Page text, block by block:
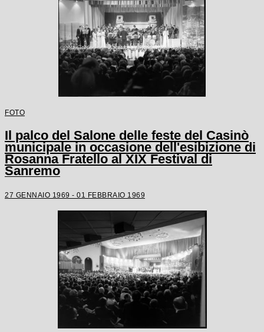
FOTO
Il palco del Salone delle feste del Casinò
municipale in occasione dell'esibizione di
Rosanna Fratello al XIX Festival di
Sanremo
27 GENNAIO 1969 - 01 FEBBRAIO 1969